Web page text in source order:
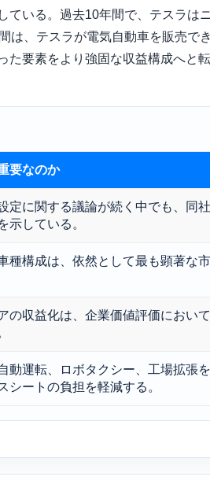
いる。過去10年間で、テスラは
、テスラが電気自動車を販売で
要素をより強固な収益構成へと
要なのか
定に関する議論が続く中でも、同
示している。
種構成は、依然として最も顕著な
の収益化は、企業価値評価におい
動運転、ロボタクシー、工場拡張
シートの負担を軽減する。